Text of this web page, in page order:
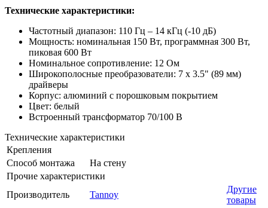
Технические характеристики:
Частотный диапазон: 110 Гц – 14 кГц (-10 дБ)
Мощность: номинальная 150 Вт, программная 300 Вт,
пиковая 600 Вт
Номинальное сопротивление: 12 Ом
Широкополосные преобразователи: 7 х 3.5" (89 мм)
драйверы
Корпус: алюминий с порошковым покрытием
Цвет: белый
Встроенный трансформатор 70/100 В
Технические характеристики
Крепления
Способ монтажа
На стену
Прочие характеристики
Производитель
Tannoy
Другие
товары